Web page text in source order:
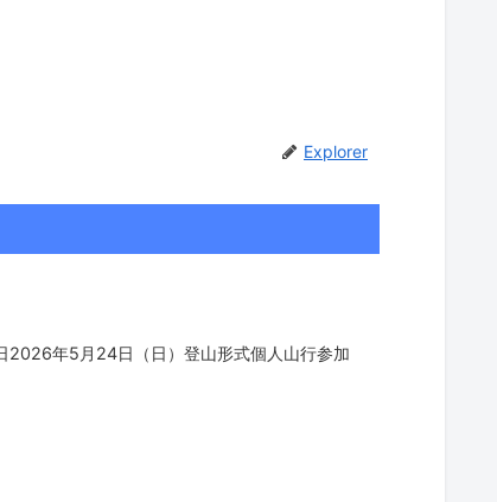
Explorer
2026年5月24日（日）登山形式個人山行参加